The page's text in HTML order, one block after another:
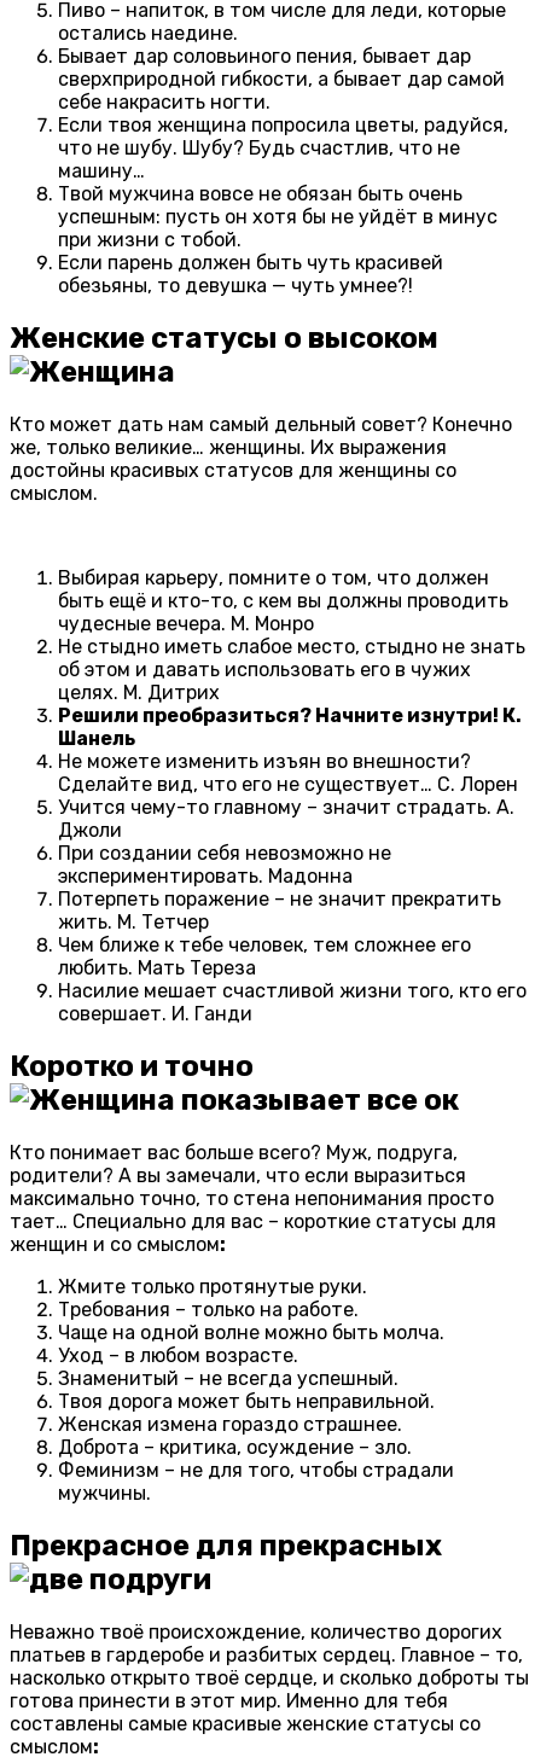
Пиво – напиток, в том числе для леди, которые
остались наедине.
Бывает дар соловьиного пения, бывает дар
сверхприродной гибкости, а бывает дар самой
себе накрасить ногти.
Если твоя женщина попросила цветы, радуйся,
что не шубу. Шубу? Будь счастлив, что не
машину…
Твой мужчина вовсе не обязан быть очень
успешным: пусть он хотя бы не уйдёт в минус
при жизни с тобой.
Если парень должен быть чуть красивей
обезьяны, то девушка — чуть умнее?!
Женские статусы о высоком
Кто может дать нам самый дельный совет? Конечно
же, только великие… женщины. Их выражения
достойны красивых статусов для женщины со
смыслом.
Выбирая карьеру, помните о том, что должен
быть ещё и кто-то, с кем вы должны проводить
чудесные вечера. М. Монро
Не стыдно иметь слабое место, стыдно не знать
об этом и давать использовать его в чужих
целях. М. Дитрих
Решили преобразиться? Начните изнутри! К.
Шанель
Не можете изменить изъян во внешности?
Сделайте вид, что его не существует… С. Лорен
Учится чему-то главному – значит страдать. А.
Джоли
При создании себя невозможно не
экспериментировать. Мадонна
Потерпеть поражение – не значит прекратить
жить. М. Тетчер
Чем ближе к тебе человек, тем сложнее его
любить. Мать Тереза
Насилие мешает счастливой жизни того, кто его
совершает. И. Ганди
Коротко и точно
Кто понимает вас больше всего? Муж, подруга,
родители? А вы замечали, что если выразиться
максимально точно, то стена непонимания просто
тает… Специально для вас – короткие статусы для
женщин и со смыслом:
Жмите только протянутые руки.
Требования – только на работе.
Чаще на одной волне можно быть молча.
Уход – в любом возрасте.
Знаменитый – не всегда успешный.
Твоя дорога может быть неправильной.
Женская измена гораздо страшнее.
Доброта – критика, осуждение – зло.
Феминизм – не для того, чтобы страдали
мужчины.
Прекрасное для прекрасных
Неважно твоё происхождение, количество дорогих
платьев в гардеробе и разбитых сердец. Главное – то,
насколько открыто твоё сердце, и сколько доброты ты
готова принести в этот мир. Именно для тебя
составлены самые красивые женские статусы со
смыслом: